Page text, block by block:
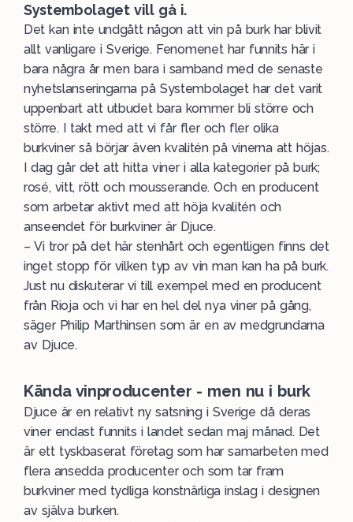
Systembolaget vill gå i.
Det kan inte undgått någon att vin på burk har blivit
allt vanligare iSverige. Fenomenet har funnits här i
bara några år men bara i samband med de senaste
nyhetslanseringarna på Systembolagethar det varit
uppenbart att utbudet bara kommer bli större och
större. I takt med att vi får fler och fler olika
burkviner så börjar även kvalitén på vinerna att höjas.
I dag går det att hitta viner i alla kategorier på burk;
rosé, vitt,rött och mousserande. Och en producent
som arbetar aktivt med att höja kvalitén och
anseendet för burkviner är Djuce.
– Vi tror på det här stenhårt och egentligen finns det
inget stopp för vilken typ av vin man kan ha på burk.
Just nu diskuterar vi till exempel med en producent
från Riojaoch vi har en hel del nya viner på gång,
säger Philip Marthinsen som är en av medgrundarna
av Djuce.
Kända vinproducenter - men nu i burk
Djuce är en relativt ny satsning i Sverige då deras
viner endast funnits i landet sedan maj månad. Det
är ett tyskbaserat företag som har samarbeten med
flera ansedda producenter och som tar fram
burkviner med tydliga konstnärliga inslag i designen
av själva burken.